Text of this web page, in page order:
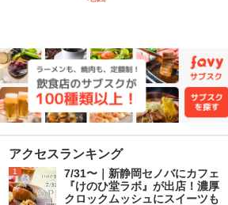
アクセスランキング
1
7/31〜｜新静岡セノバにカフェ
『けのひ堂ラボ』が出店！濃厚
クロックムッシュにスイーツも